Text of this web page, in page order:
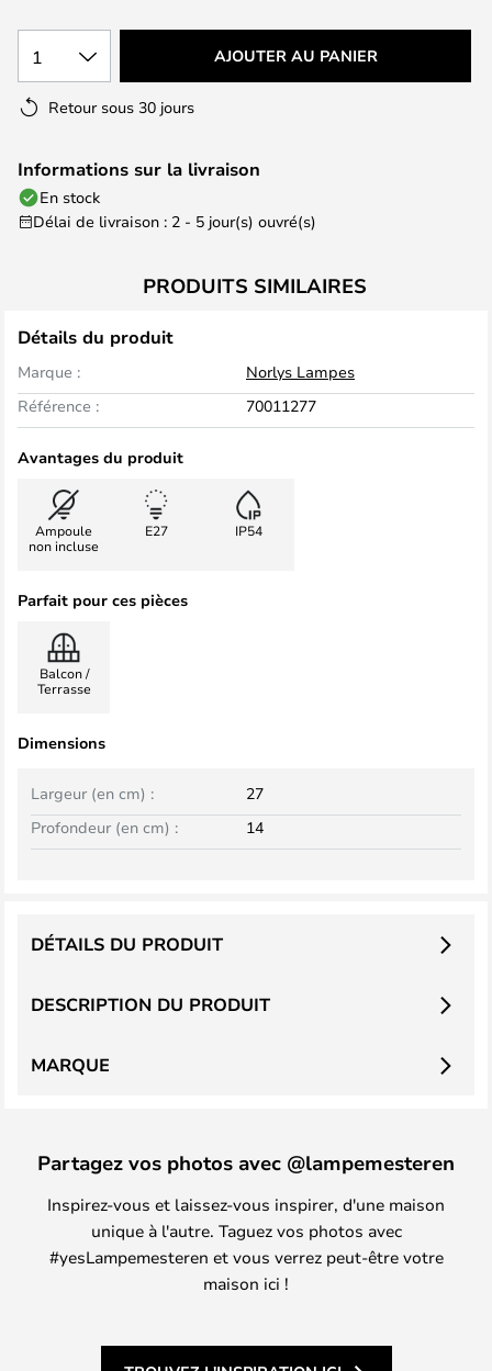
1 AJOUTER AU PANIER
Retour sous 30 jours
Informations sur la livraison
En stock
Délai de livraison : 2 - 5 jour(s) ouvré(s)
PRODUITS SIMILAIRES
Détails du produit
Marque :
Norlys Lampes
Référence :
70011277
Avantages du produit
Ampoule
non incluse
E27 IP54
Parfait pour ces pièces
Balcon /
Terrasse
Dimensions
Largeur (en cm) :
27
Profondeur (en cm) :
14
DESCRIPTION DU PRODUIT
DÉTAILS DU PRODUIT
MARQUE
Partagez vos photos avec @lampemesteren
Inspirez-vous et laissez-vous inspirer, d'une maison
unique à l'autre. Taguez vos photos avec
#yesLampemesteren et vous verrez peut-être votre
maison ici !